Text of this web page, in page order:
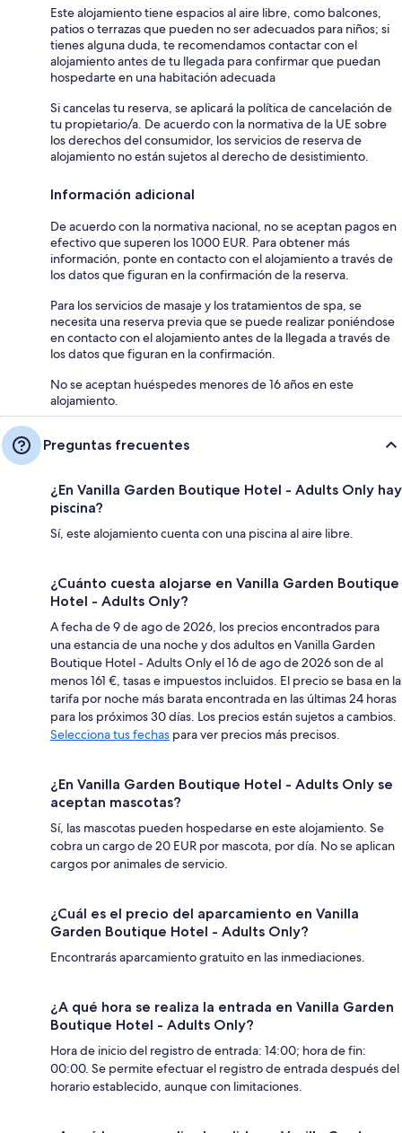
Este alojamiento tiene espacios al aire libre, como balcones,
patios o terrazas que pueden no ser adecuados para niños; si
tienes alguna duda, te recomendamos contactar con el
alojamiento antes de tu llegada para confirmar que puedan
hospedarte en una habitación adecuada
Si cancelas tu reserva, se aplicará la política de cancelación de
tu propietario/a. De acuerdo con la normativa de la UE sobre
los derechos del consumidor, los servicios de reserva de
alojamiento no están sujetos al derecho de desistimiento.
Información adicional
De acuerdo con la normativa nacional, no se aceptan pagos en
efectivo que superen los 1000 EUR. Para obtener más
información, ponte en contacto con el alojamiento a través de
los datos que figuran en la confirmación de la reserva.
Para los servicios de masaje y los tratamientos de spa, se
necesita una reserva previa que se puede realizar poniéndose
en contacto con el alojamiento antes de la llegada a través de
los datos que figuran en la confirmación.
No se aceptan huéspedes menores de 16 años en este
alojamiento.
Preguntas frecuentes
¿En Vanilla Garden Boutique Hotel - Adults Only hay
piscina?
Sí, este alojamiento cuenta con una piscina al aire libre.
¿Cuánto cuesta alojarse en Vanilla Garden Boutique
Hotel - Adults Only?
A fecha de 9 de ago de 2026, los precios encontrados para
una estancia de una noche y dos adultos en Vanilla Garden
Boutique Hotel - Adults Only el 16 de ago de 2026 son de al
menos 161 €, tasas e impuestos incluidos. El precio se basa en la
tarifa por noche más barata encontrada en las últimas 24 horas
para los próximos 30 días. Los precios están sujetos a cambios.
Selecciona tus fechas para ver precios más precisos.
¿En Vanilla Garden Boutique Hotel - Adults Only se
aceptan mascotas?
Sí, las mascotas pueden hospedarse en este alojamiento. Se
cobra un cargo de 20 EUR por mascota, por día. No se aplican
cargos por animales de servicio.
¿Cuál es el precio del aparcamiento en Vanilla
Garden Boutique Hotel - Adults Only?
Encontrarás aparcamiento gratuito en las inmediaciones.
¿A qué hora se realiza la entrada en Vanilla Garden
Boutique Hotel - Adults Only?
Hora de inicio del registro de entrada: 14:00; hora de fin:
00:00. Se permite efectuar el registro de entrada después del
horario establecido, aunque con limitaciones.